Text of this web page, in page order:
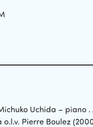
Uchida – piano
Pierre Boulez